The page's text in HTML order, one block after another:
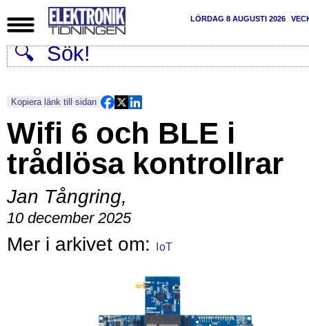
LÖRDAG 8 AUGUSTI 2026
Kopiera länk till sidan
Wifi 6 och BLE i
trådlösa kontrollrar
Jan Tångring,
10 december 2025
IoT